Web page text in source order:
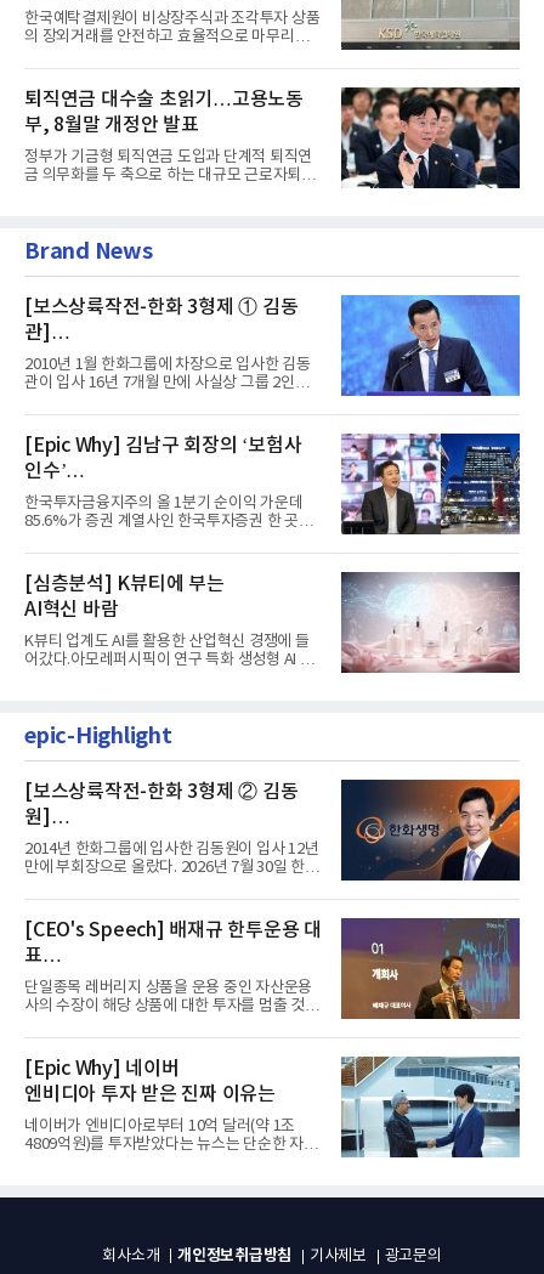
한국예탁결제원이 비상장주식과 조각투자 상품
의 장외거래를 안전하고 효율적으로 마무리하기
퇴직연금 대수술 초읽기…고용노동
부, 8월말 개정안 발표
정부가 기금형 퇴직연금 도입과 단계적 퇴직연
금 의무화를 두 축으로 하는 대규모 근로자퇴직
Brand News
[보스상륙작전-한화 3형제 ① 김동
관]
입사 16년 만에 수석부회장 … 경영승
계 ‘초읽기’
2010년 1월 한화그룹에 차장으로 입사한 김동
관이 입사 16년 7개월 만에 사실상 그룹 2인자
[Epic Why] 김남구 회장의 ‘보험사
인수’
발걸음이 신중해진 배경은?
한국투자금융지주의 올 1분기 순이익 가운데
85.6%가 증권 계열사인 한국투자증권 한 곳에
[심층분석] K뷰티에 부는
AI혁신 바람
K뷰티 업계도 AI를 활용한 산업혁신 경쟁에 들
어갔다.아모레퍼시픽이 연구 특화 생성형 AI 플
epic-Highlight
[보스상륙작전-한화 3형제 ② 김동
원]
입사 12년 만에 금융계열 수장 등극
2014년 한화그룹에 입사한 김동원이 입사 12년
만에 부회장으로 올랐다. 2026년 7월 30일 한화
[CEO's Speech] 배재규 한투운용 대
표
“개별종목 레버리지 투자 지금이라도
멈춰라”
단일종목 레버리지 상품을 운용 중인 자산운용
사의 수장이 해당 상품에 대한 투자를 멈출 것을
[Epic Why] 네이버
엔비디아 투자 받은 진짜 이유는
네이버가 엔비디아로부터 10억 달러(약 1조
4809억원)를 투자받았다는 뉴스는 단순한 자금
회사소개 개인정보취급방침 기사제보 광고문의